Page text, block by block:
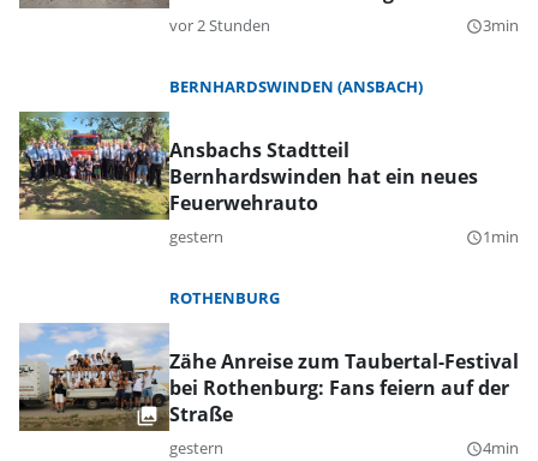
vor 2 Stunden query_builder3min
BERNHARDSWINDEN (ANSBACH)
Ansbachs Stadtteil
Bernhardswinden hat ein neues
Feuerwehrauto
gestern query_builder1min
ROTHENBURG
Zähe Anreise zum Taubertal-Festival
bei Rothenburg: Fans feiern auf der
Straße
gestern query_builder4min